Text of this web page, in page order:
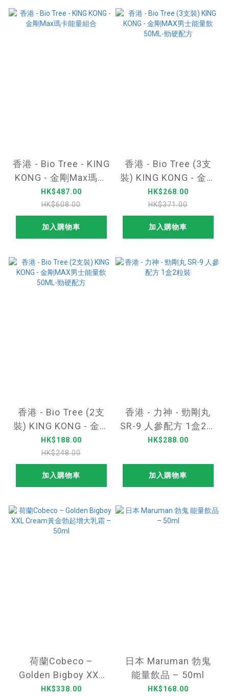
香港 - Bio Tree - KING
KONG - 金剛Max瑪卡
能量組合
HK$487.00
HK$608.00
加入購物車
香港 - Bio Tree (3支
裝) KING KONG - 金剛
MAX男士能量飲50ML-
勁硬配方
HK$268.00
HK$371.00
加入購物車
香港 - Bio Tree (2支
裝) KING KONG - 金剛
MAX男士能量飲50ML-
勁硬配方
HK$188.00
HK$248.00
加入購物車
香港 - 力神 - 勁剛丸
SR-9 人參配方 1盒2粒
裝
HK$288.00
加入購物車
荷蘭Cobeco –
Golden Bigboy XXL
Cream黃金勃起增大
HK$338.00
日本 Maruman 勃鬼
能量飲品 – 50ml
HK$168.00